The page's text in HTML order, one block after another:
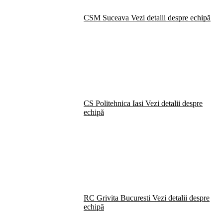
CSM Suceava Vezi detalii despre echipă
CS Politehnica Iasi Vezi detalii despre
echipă
RC Grivita Bucuresti Vezi detalii despre
echipă